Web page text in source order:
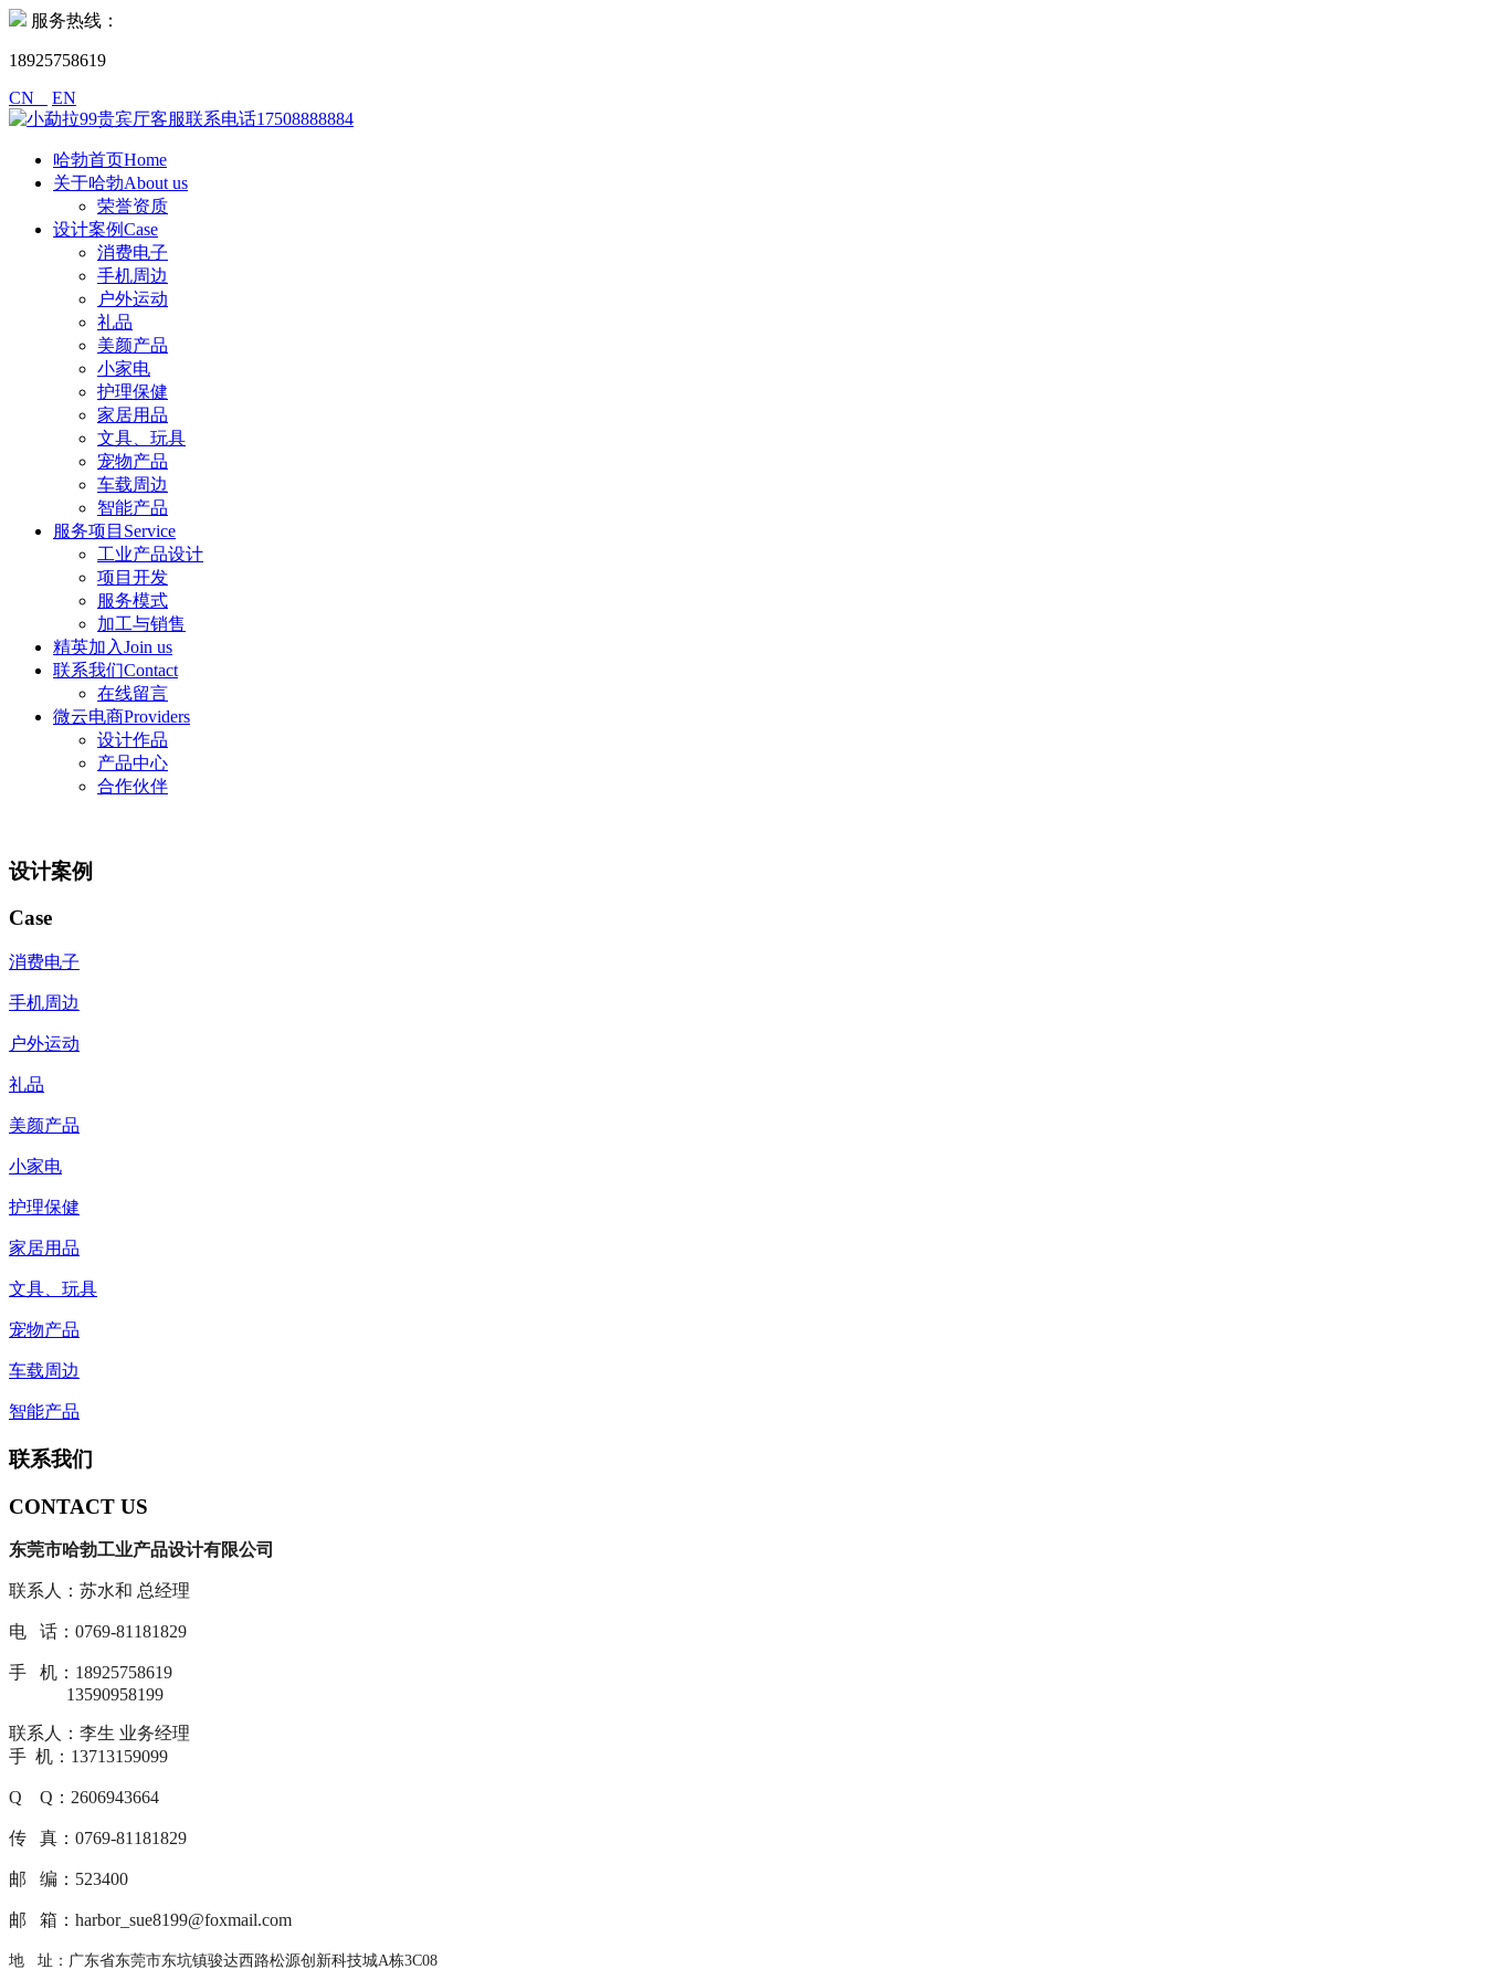
服务热线：
18925758619
CN
EN
哈勃首页Home
关于哈勃About us
荣誉资质
设计案例Case
消费电子
手机周边
户外运动
礼品
美颜产品
小家电
护理保健
家居用品
文具、玩具
宠物产品
车载周边
智能产品
服务项目Service
工业产品设计
项目开发
服务模式
加工与销售
精英加入Join us
联系我们Contact
在线留言
微云电商Providers
设计作品
产品中心
合作伙伴
设计案例
Case
消费电子
手机周边
户外运动
礼品
美颜产品
小家电
护理保健
家居用品
文具、玩具
宠物产品
车载周边
智能产品
联系我们
CONTACT US
东莞市哈勃工业产品设计有限公司
联系人：苏水和 总经理
电 话：0769-81181829
手 机：18925758619
13590958199
联系人：李生 业务经理
手 机：13713159099
Q Q：2606943664
传 真：0769-81181829
邮 编：523400
邮 箱：harbor_sue8199@foxmail.com
地 址：广东省东莞市东坑镇骏达西路松源创新科技城A栋3C08